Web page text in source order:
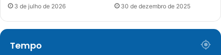
3 de julho de 2026 30 de dezembro de 2025
Tempo